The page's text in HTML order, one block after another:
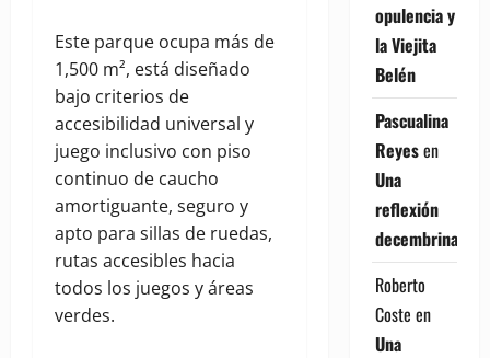
Este parque ocupa más de
1,500 m², está diseñado
bajo criterios de
accesibilidad universal y
juego inclusivo con piso
continuo de caucho
amortiguante, seguro y
apto para sillas de ruedas,
rutas accesibles hacia
todos los juegos y áreas
verdes.
opulencia y
la Viejita
Belén
Pascualina
Reyesen
Una
reflexión
decembrina
Roberto
Coste en
Una